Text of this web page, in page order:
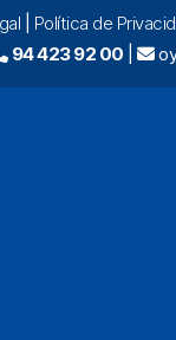
Política de
94 423 92 00 |